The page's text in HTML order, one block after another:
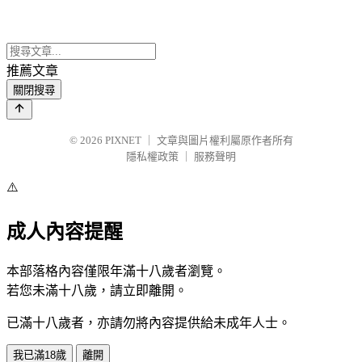
推薦文章
關閉搜尋
© 2026 PIXNET
文章與圖片權利屬原作者所有
隱私權政策
服務聲明
⚠️
成人內容提醒
本部落格內容僅限年滿十八歲者瀏覽。
若您未滿十八歲，請立即離開。
已滿十八歲者，亦請勿將內容提供給未成年人士。
我已滿18歲 離開